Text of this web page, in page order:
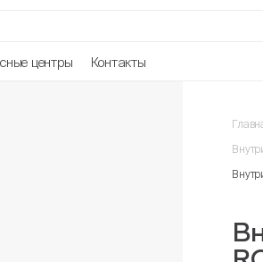
центры Контакты